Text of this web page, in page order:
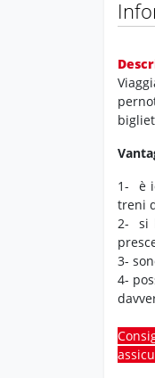
1- è
treni
2- si
3-
4-